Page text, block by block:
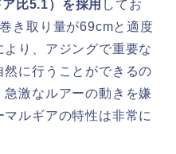
比5.1）を採用 してお
き取り量が69cmと適度
り、アジングで重要な
然に行うことができるの
激なルアーの動きを嫌
ルギアの特性は非常に